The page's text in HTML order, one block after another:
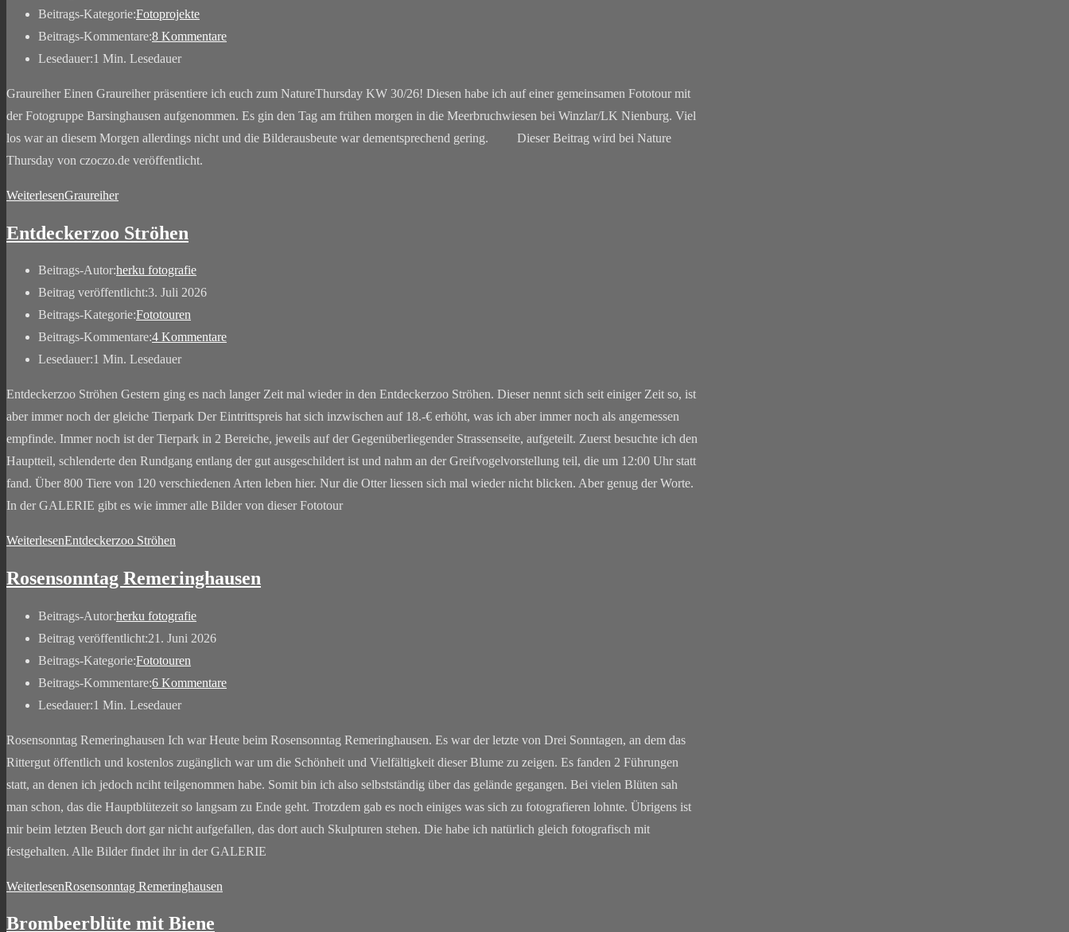
Beitrags-Kategorie:Fotoprojekte
Beitrags-Kommentare:8 Kommentare
Lesedauer:1 Min. Lesedauer
Graureiher Einen Graureiher präsentiere ich euch zum NatureThursday KW 30/26! Diesen habe ich auf einer gemeinsamen Fototour mit
der Fotogruppe Barsinghausen aufgenommen. Es gin den Tag am frühen morgen in die Meerbruchwiesen bei Winzlar/LK Nienburg. Viel
los war an diesem Morgen allerdings nicht und die Bilderausbeute war dementsprechend gering. Dieser Beitrag wird bei Nature
Thursday von czoczo.de veröffentlicht.
WeiterlesenGraureiher
Entdeckerzoo Ströhen
Beitrags-Autor:herku fotografie
Beitrag veröffentlicht:3. Juli 2026
Beitrags-Kategorie:Fototouren
Beitrags-Kommentare:4 Kommentare
Lesedauer:1 Min. Lesedauer
Entdeckerzoo Ströhen Gestern ging es nach langer Zeit mal wieder in den Entdeckerzoo Ströhen. Dieser nennt sich seit einiger Zeit so, ist
aber immer noch der gleiche Tierpark Der Eintrittspreis hat sich inzwischen auf 18.-€ erhöht, was ich aber immer noch als angemessen
empfinde. Immer noch ist der Tierpark in 2 Bereiche, jeweils auf der Gegenüberliegender Strassenseite, aufgeteilt. Zuerst besuchte ich den
Hauptteil, schlenderte den Rundgang entlang der gut ausgeschildert ist und nahm an der Greifvogelvorstellung teil, die um 12:00 Uhr statt
fand. Über 800 Tiere von 120 verschiedenen Arten leben hier. Nur die Otter liessen sich mal wieder nicht blicken. Aber genug der Worte.
In der GALERIE gibt es wie immer alle Bilder von dieser Fototour
WeiterlesenEntdeckerzoo Ströhen
Rosensonntag Remeringhausen
Beitrags-Autor:herku fotografie
Beitrag veröffentlicht:21. Juni 2026
Beitrags-Kategorie:Fototouren
Beitrags-Kommentare:6 Kommentare
Lesedauer:1 Min. Lesedauer
Rosensonntag Remeringhausen Ich war Heute beim Rosensonntag Remeringhausen. Es war der letzte von Drei Sonntagen, an dem das
Rittergut öffentlich und kostenlos zugänglich war um die Schönheit und Vielfältigkeit dieser Blume zu zeigen. Es fanden 2 Führungen
statt, an denen ich jedoch nciht teilgenommen habe. Somit bin ich also selbstständig über das gelände gegangen. Bei vielen Blüten sah
man schon, das die Hauptblütezeit so langsam zu Ende geht. Trotzdem gab es noch einiges was sich zu fotografieren lohnte. Übrigens ist
mir beim letzten Beuch dort gar nicht aufgefallen, das dort auch Skulpturen stehen. Die habe ich natürlich gleich fotografisch mit
festgehalten. Alle Bilder findet ihr in der GALERIE
WeiterlesenRosensonntag Remeringhausen
Brombeerblüte mit Biene